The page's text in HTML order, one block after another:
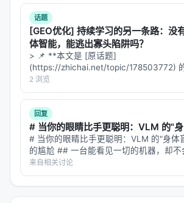
上同时做到最好。Omni-Hunter 的做
强的模型包办一切"，而是"让每个模
事，然后用显式协议协调它们"。
节点间的通信协议是这个架构的关键
B 节点的 API"这么简单。各节点需要
状态表示——可能是 Git 仓库，可能
state file，可能是消息队列。总参谋
点的输出，写入自己的诊断报告，然
轮工作时读取这份报告并调整行为。
这是一种去中心化的控制结构。没有"
调。这种架构牺牲了实时性，换取了
在的 L…
话题
[GEO优化] 持续学习的另一条路：没
体智能，能逃出寡头陷阱吗？
> 📌 **本文是 [原话题]
(https://zhichai.net/topic/178503772)
**——标题改为问题驱动式，增强结构化
于 AI 引擎引用。 > **一句话结论**：本
2 浏览
回复
# 当你的眼睛比手更聪明：VLM 的"
# 当你的眼睛比手更聪明：VLM 的"身体
的尴尬 ## 一台能看见一切的机器，却不
外科医生，拥有世界上最先进的眼睛——
管的走向，能识别肿瘤的边界，能分辨
的手没有触觉，不知…
来自相关讨论